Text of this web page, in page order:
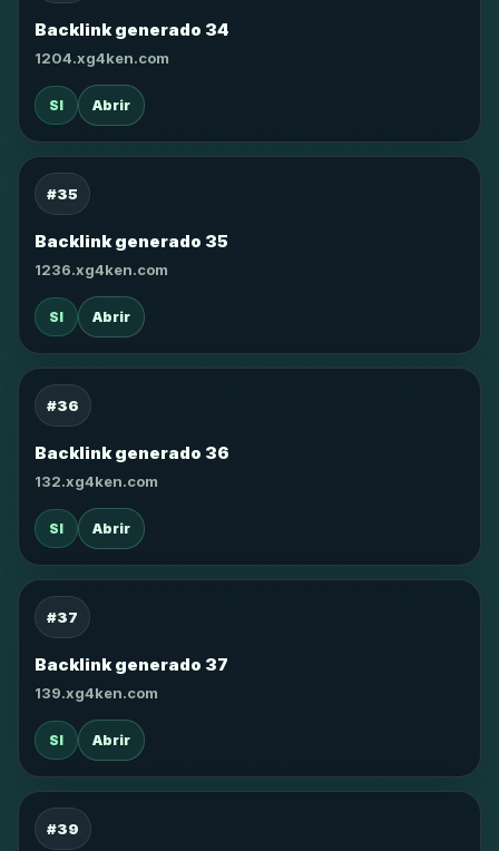
Backlink generado 34
1204.xg4ken.com
SI Abrir
#35
Backlink generado 35
1236.xg4ken.com
SI Abrir
#36
Backlink generado 36
132.xg4ken.com
SI Abrir
#37
Backlink generado 37
139.xg4ken.com
SI Abrir
#39